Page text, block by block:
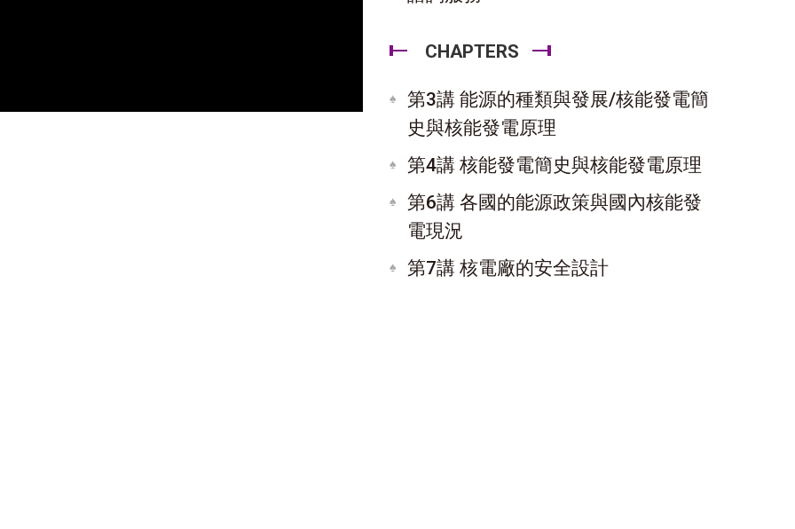
CHAPTERS
第3講 能源的種類與發展/核能發電簡
史與核能發電原理
第4講 核能發電簡史與核能發電原理
第6講 各國的能源政策與國內核能發
電現況
第7講 核電廠的安全設計